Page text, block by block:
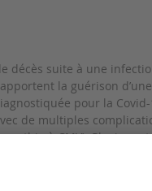
décès suite à une
la guérison
pour la
de multiples
à CMV).
lente diminution des
et son système